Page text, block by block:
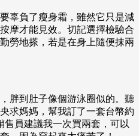
辜負了瘦身霜，雖然它只是減
摩才能見效。切記選擇檢驗合
勞地搽，若是在身上隨便抹兩
胖到肚子像個游泳圈似的。聽
求媽媽，幫我訂了一套台幣約
售員建議我一次買兩套，可以